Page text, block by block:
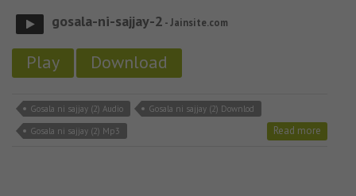
gosala-ni-sajjay-2 - Jainsite.com
Play Download
Gosala ni sajjay (2) Audio
Gosala ni sajjay (2) Downlod
Gosala ni sajjay (2) Mp3
Read more